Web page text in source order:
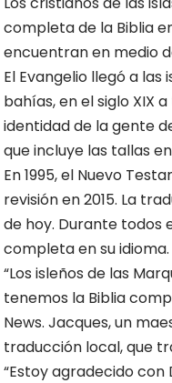
completa de la Biblia
encuentran en medio
El Evangelio llegó a
bahías, en el siglo XIX
identidad de la gente
que incluye las tallas
En 1995, el Nuevo
revisión en 2015. La
de hoy. Durante todos
completa en su idioma.
“Los isleños de las
tenemos la Biblia
News. Jacques, un
traducción local, que
“Estoy agradecido